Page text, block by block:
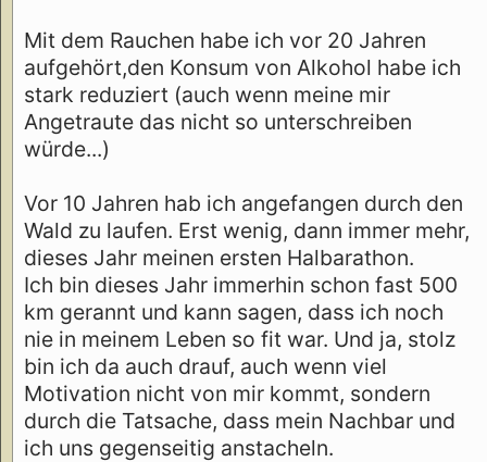
Mit dem Rauchen habe ich vor 20 Jahren
aufgehört,den Konsum von Alkohol habe ich
stark reduziert (auch wenn meine mir
Angetraute das nicht so unterschreiben
würde...)
Vor 10 Jahren hab ich angefangen durch den
Wald zu laufen. Erst wenig, dann immer mehr,
dieses Jahr meinen ersten Halbarathon.
Ich bin dieses Jahr immerhin schon fast 500
km gerannt und kann sagen, dass ich noch
nie in meinem Leben so fit war. Und ja, stolz
bin ich da auch drauf, auch wenn viel
Motivation nicht von mir kommt, sondern
durch die Tatsache, dass mein Nachbar und
ich uns gegenseitig anstacheln.